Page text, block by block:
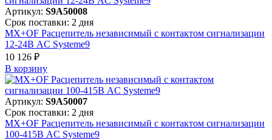
Артикул: S9A50008
Срок поставки: 2 дня
MX+OF Расцепитель независимый с контактом сигнализации
12-24В AC Systeme9
10 126 ₽
В корзинy
Артикул: S9A50007
Срок поставки: 2 дня
MX+OF Расцепитель независимый с контактом сигнализации
100-415В AC Systeme9